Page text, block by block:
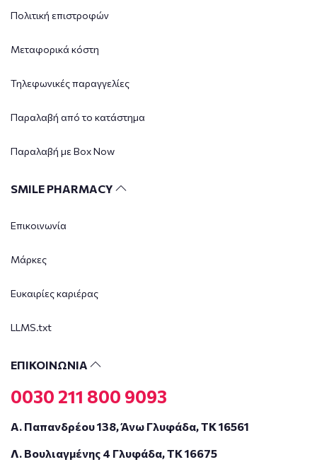
Πολιτική επιστροφών
Μεταφορικά κόστη
Τηλεφωνικές παραγγελίες
Παραλαβή από το κατάστημα
Παραλαβή με Box Now
SMILE PHARMACY
Επικοινωνία
Μάρκες
Ευκαιρίες καριέρας
LLMS.txt
ΕΠΙΚΟΙΝΩΝΙΑ
0030 211 800 9093
Α. Παπανδρέου 138, Άνω Γλυφάδα, ΤΚ 16561
Λ. Βουλιαγμένης 4 Γλυφάδα, ΤΚ 16675